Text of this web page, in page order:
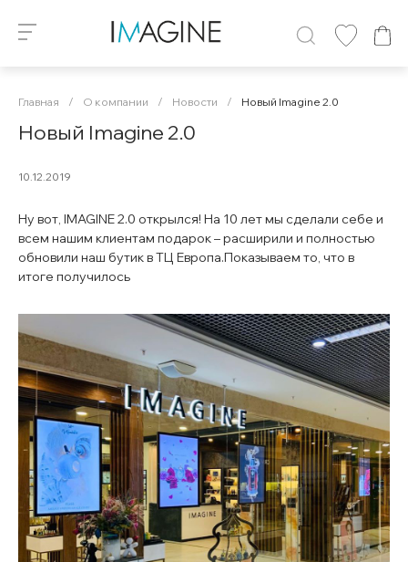
Главная / О компании / Новости / Новый Imagine 2.0
Новый Imagine 2.0
10.12.2019
Ну вот, IMAGINE 2.0 открылся! На 10 лет мы сделали себе и
всем нашим клиентам подарок – расширили и полностью
обновили наш бутик в ТЦ Европа.Показываем то, что в
итоге получилось